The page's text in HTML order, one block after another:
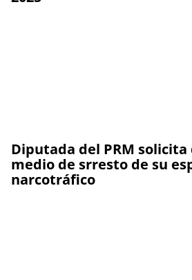
Diputada del PRM solicita
medio de srresto de su
narcotráfico